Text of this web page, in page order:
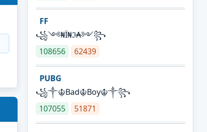
FF
꧁༺₦Ї₦ℑ₳༻꧂
108656
62439
PUBG
꧁༒☬Bad☬Boy☬༒꧂
107055
51871